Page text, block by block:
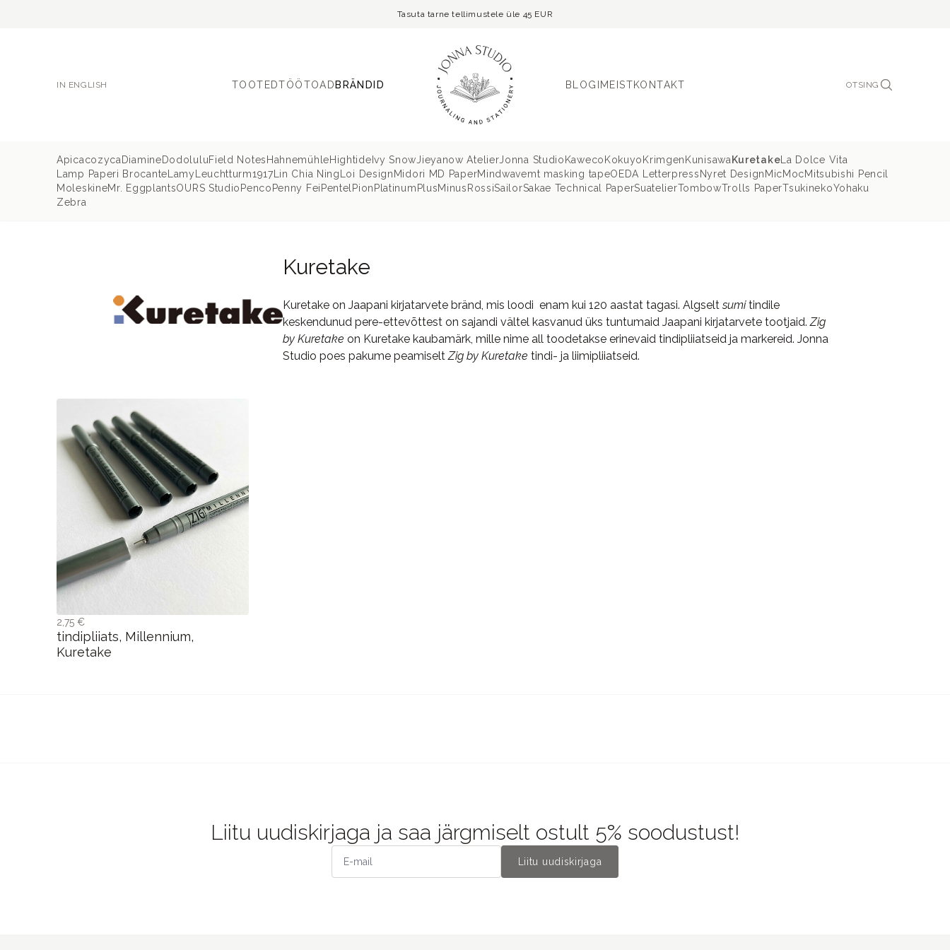
Tasuta tarne tellimustele üle 45 EUR
IN ENGLISH TOOTEDTÖÖTOAD BRÄNDID BLOGI MEISTKONTAKT OTSING
Apicacozyca DiamineDodoluluField Notes HahnemühleHightide Ivy SnowJieyanow AtelierJonna Studio Kaweco Kokuyo Krimgen Kunisawa Kuretake La Dolce Vita
Lamp Paperi Brocante Lamy Leuchtturm1917 Lin Chia Ning Loi Design Midori MD PaperMindwavemt masking tapeOEDA Letterpress Nyret Design MicMocMitsubishi Pencil
MoleskineMr. EggplantsOURS Studio Penco Penny Fei Pentel Pion Platinum PlusMinus RossiSailorSakae Technical PaperSuatelierTombowTrolls PaperTsukinekoYohaku
Zebra
Kuretake
Kuretake on Jaapani kirjatarvete bränd, mis loodi enam kui 120 aastat tagasi. Algseltsumitindile
keskendunud pere-ettevõttest on sajandi vältel kasvanud üks tuntumaid Jaapani kirjatarvete tootjaid.Zig
by Kuretake on Kuretake kaubamärk, mille nime all toodetakse erinevaid tindipliiatseid ja markereid. Jonna
Studio poes pakume peamiseltZig by Kuretake tindi- ja liimipliiatseid.
2,75 €
tindipliiats, Millennium,
Kuretake
Liitu uudiskirjaga ja saa järgmiselt ostult 5% soodustust!
Liitu uudiskirjaga